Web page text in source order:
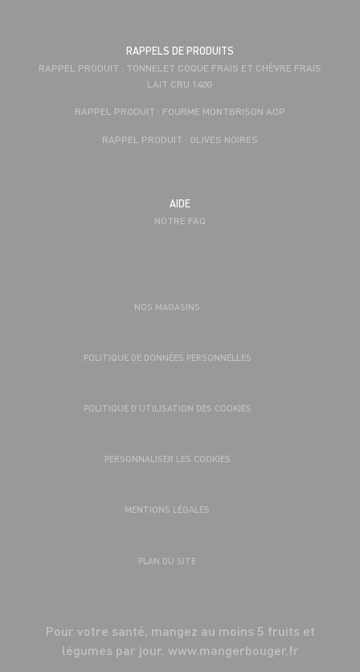
RAPPELS DE PRODUITS
RAPPEL PRODUIT : TONNELET COQUE FRAIS ET CHÈVRE FRAIS
LAIT CRU 140G
RAPPEL PRODUIT : FOURME MONTBRISON AOP
RAPPEL PRODUIT : OLIVES NOIRES
AIDE
NOTRE FAQ
NOS MAGASINS
POLITIQUE DE DONNÉES PERSONNELLES
POLITIQUE D’UTILISATION DES COOKIES
PERSONNALISER LES COOKIES
MENTIONS LÉGALES
PLAN DU SITE
Pour votre santé, mangez au moins 5 fruits et
légumes par jour. www.mangerbouger.fr